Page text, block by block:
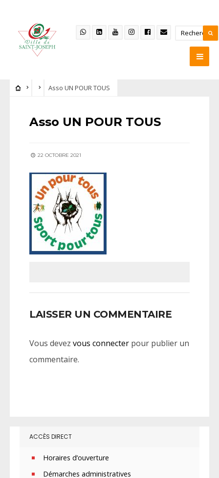
Asso UN POUR TOUS
Asso UN POUR TOUS
22 OCTOBRE 2021
LAISSER UN COMMENTAIRE
Vous devez vous connecter pour publier un
commentaire.
ACCÈS DIRECT
Horaires d’ouverture
Démarches administratives